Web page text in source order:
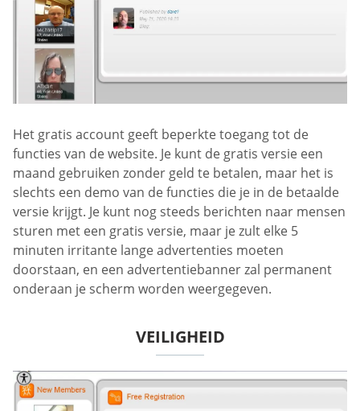
Het gratis account geeft beperkte toegang tot de
functies van de website. Je kunt de gratis versie een
maand gebruiken zonder geld te betalen, maar het is
slechts een demo van de functies die je in de betaalde
versie krijgt. Je kunt nog steeds berichten naar mensen
sturen met een gratis versie, maar je zult elke 5
minuten irritante lange advertenties moeten
doorstaan, en een advertentiebanner zal permanent
onderaan je scherm worden weergegeven.
VEILIGHEID